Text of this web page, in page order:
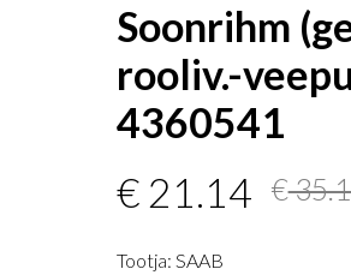
Soonrihm
rooliv.-
4360541
€
€21.14
Tootja: SAAB